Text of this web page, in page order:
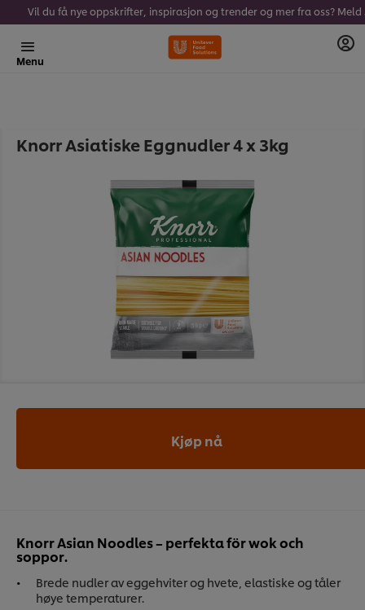
Vil du få
Menu
Knorr Asiatiske Eggnudler 4 x 3kg
Knorr Asian Noodles – perfekta för wok och
soppor.
Brede nudler av eggehviter og hvete, elastiske og tåler
høye temperaturer.
Kjøp nå